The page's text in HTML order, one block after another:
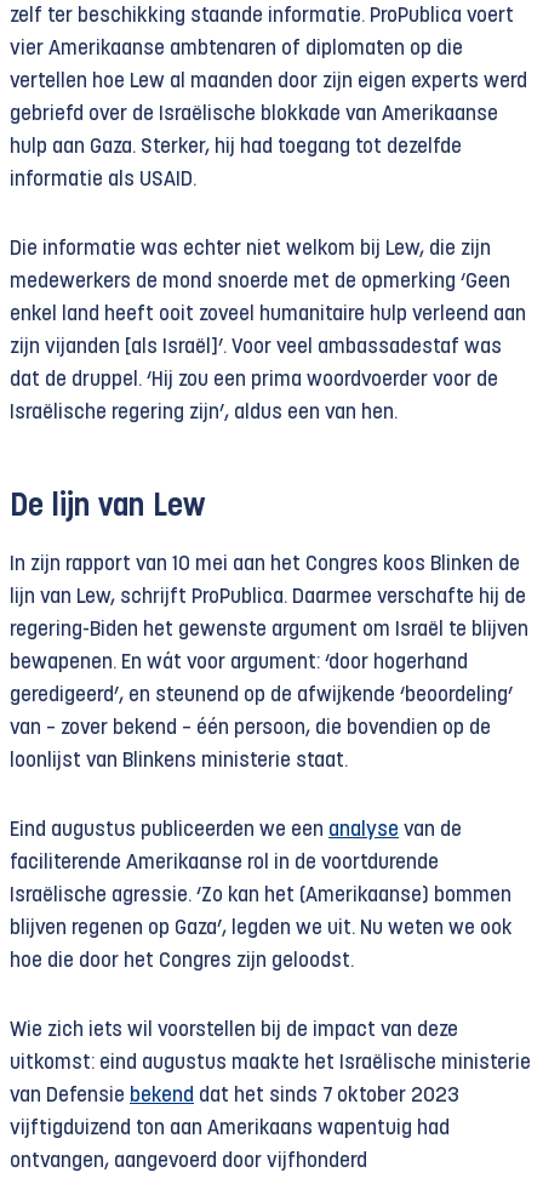
zelf ter beschikking staande informatie. ProPublica voert
vier Amerikaanse ambtenaren of diplomaten op die
vertellen hoe Lew al maanden door zijn eigen experts werd
gebriefd over de Israëlische blokkade van Amerikaanse
hulp aan Gaza. Sterker, hij had toegang tot dezelfde
informatie als USAID.
Die informatie was echter niet welkom bij Lew, die zijn
medewerkers de mond snoerde met de opmerking ‘Geen
enkel land heeft ooit zoveel humanitaire hulp verleend aan
zijn vijanden [als Israël]’. Voor veel ambassadestaf was
dat de druppel. ‘Hij zou een prima woordvoerder voor de
Israëlische regering zijn’, aldus een van hen.
De lijn van Lew
In zijn rapport van 10 mei aan het Congres koos Blinken de
lijn van Lew, schrijft ProPublica. Daarmee verschafte hij de
regering-Biden het gewenste argument om Israël te blijven
bewapenen. En wát voor argument: ‘door hogerhand
geredigeerd’, en steunend op de afwijkende ‘beoordeling’
van – zover bekend – één persoon, die bovendien op de
loonlijst van Blinkens ministerie staat.
Eind augustus publiceerden we een analyse van de
faciliterende Amerikaanse rol in de voortdurende
Israëlische agressie. ‘Zo kan het (Amerikaanse) bommen
blijven regenen op Gaza’, legden we uit. Nu weten we ook
hoe die door het Congres zijn geloodst.
Wie zich iets wil voorstellen bij de impact van deze
uitkomst: eind augustus maakte het Israëlische ministerie
van Defensie bekend dat het sinds 7 oktober 2023
vijftigduizend ton aan Amerikaans wapentuig had
ontvangen, aangevoerd door vijfhonderd